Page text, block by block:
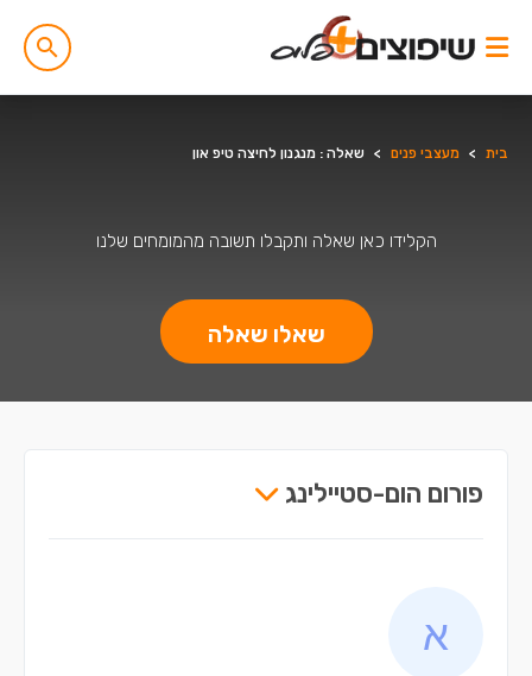
בית > מעצבי פנים > שאלה : מנגנון לחיצה טיפ און
הקלידו כאן שאלה ותקבלו תשובה מהמומחים שלנו
שאלו שאלה
פורום הום-סטיילינג